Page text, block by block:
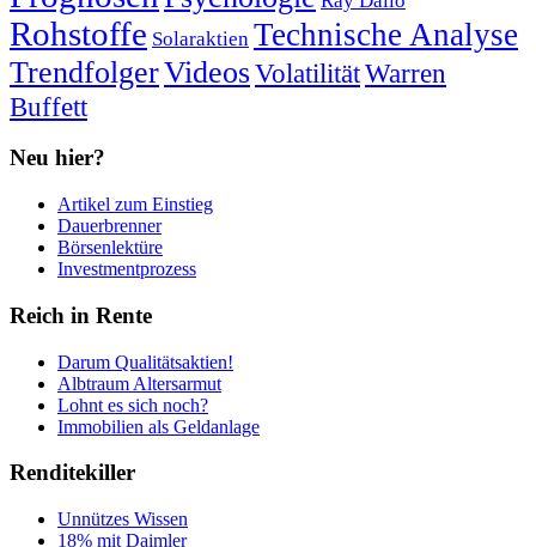
Rohstoffe Solaraktien Technische Analyse
TrendfolgerVideosVolatilitätWarren
Buffett
Neu hier?
Artikel zum Einstieg
Dauerbrenner
Börsenlektüre
Investmentprozess
Reich in Rente
Darum Qualitätsaktien!
Albtraum Altersarmut
Lohnt es sich noch?
Immobilien als Geldanlage
Renditekiller
Unnützes Wissen
18% mit Daimler